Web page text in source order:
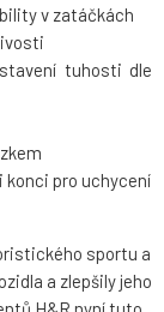
v zatáčkách
tuhosti dle
konci pro uchycení
sportu a
a zlepšily jeho